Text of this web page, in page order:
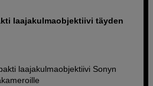
laajakulmaobjektiivi täyden
laajakulmaobjektiivi Sonyn